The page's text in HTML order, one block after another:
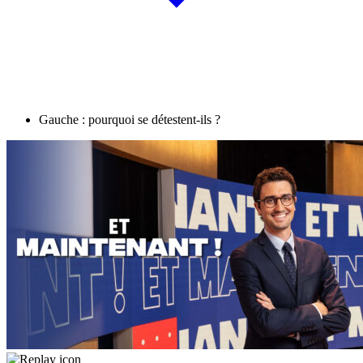
Gauche : pourquoi se détestent-ils ?